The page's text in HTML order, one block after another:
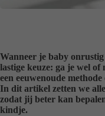
Wanneer je baby
lastige keuze: ga je wel
een eeuwenoude
In dit artikel zetten we
zodat jij beter kan
kindje.